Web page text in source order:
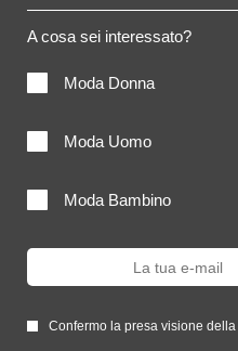
A cosa sei interessato?
Moda Donna
Moda Uomo
Moda Bambino
Confermo la presa visione della